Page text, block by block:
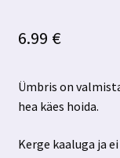
6.99 €
Ümbris on
hea käes hoida.
Kerge kaaluga ja